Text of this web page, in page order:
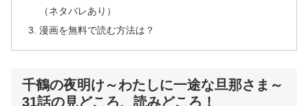
（ネタバレあり）
漫画を無料で読む方法は？
千鶴の夜明け～わたしに一途な旦那さま～
31話の見どころ、読みどころ！